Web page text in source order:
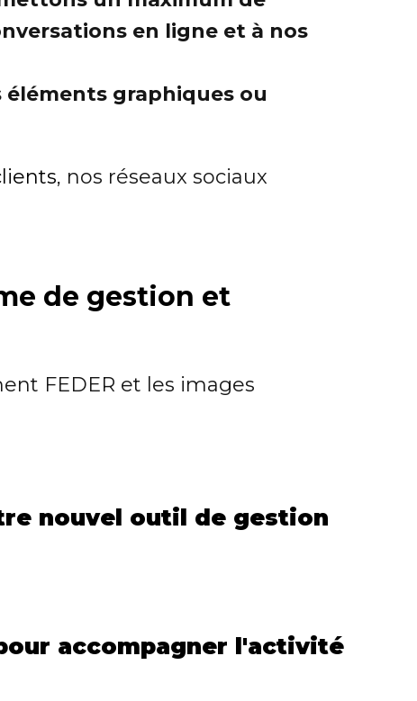
en ligne et à nos
éléments graphiques ou
, nos réseaux sociaux
de gestion et
FEDER et les images
nouvel outil de gestion
accompagner l'activité